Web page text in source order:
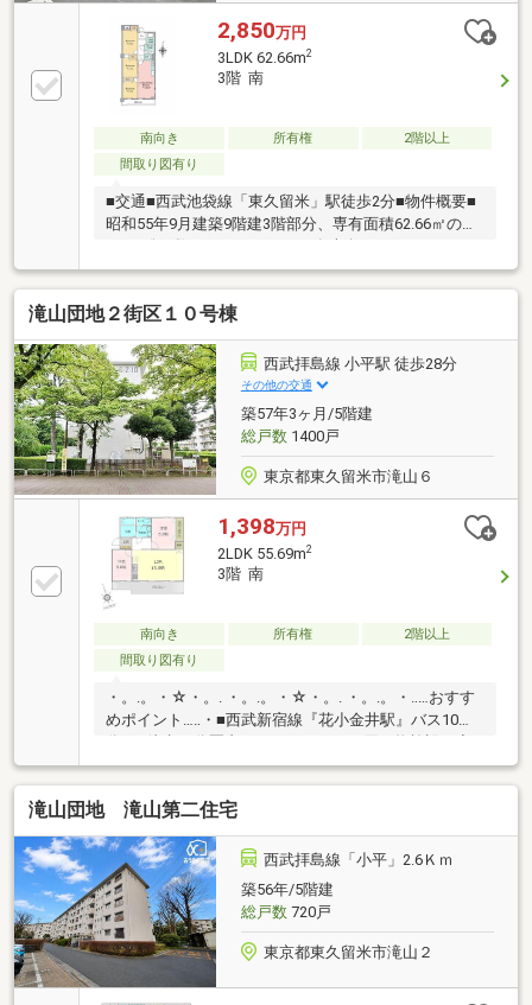
2,850万円
3LDK 62.66m2
3階 南
南向き 所有権
2階以上
間取り図有り
■交通■西武池袋線「東久留米」駅徒歩2分■物件概要■
昭和55年9月建築9階建3階部分、専有面積62.66㎡の
滝山団地２街区１０号棟
西武拝島線 小平駅 徒歩28分
その他の交通
築57年3ヶ月/5階建
総戸数1400戸
東京都東久留米市滝山６
1,398万円
2LDK 55.69m2
3階 南
南向き 所有権
2階以上
間取り図有り
・。.。・☆・。. ・。.。・☆・。. ・。.。・‥…おすす
めポイント…‥・■西武新宿線『花小金井駅』バス10
実しており、生活利便性も良好♪■小学校まで徒歩6分
の好立地！お子様のいるご家庭にも安心の住環境で
す。・‥…周辺環境…‥・◇ヤオコー東久留米滝山店 徒
歩3分◇滝山病院 徒歩6分◇市立第七小学校 徒歩6
分ほか ・。.。・☆・。. ・。.。・☆・。. ・。.。週末
に、ご家族・ご友人お誘いあわせの上、現地をご覧に
なってみませんか？周辺環境と合わせてご案内致しま
す！
滝山団地 滝山第二住宅
西武拝島線「小平」2.6Ｋｍ
築56年/5階建
総戸数720戸
東京都東久留米市滝山２